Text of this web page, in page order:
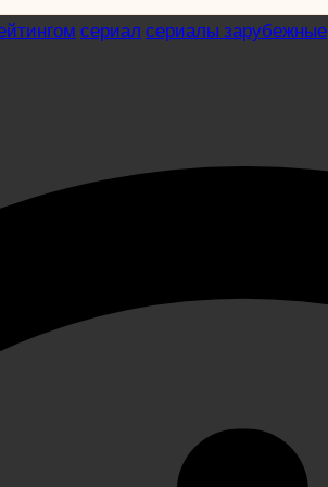
сериал сериалы зарубежные